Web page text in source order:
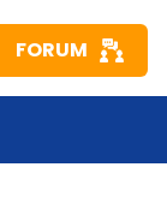
FORUM